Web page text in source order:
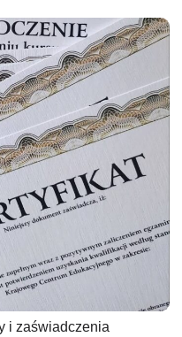
i zaświadczenia